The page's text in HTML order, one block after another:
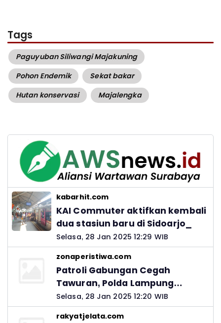
Tags
Paguyuban Siliwangi Majakuning
Pohon Endemik
Sekat bakar
Hutan konservasi
Majalengka
kabarhit.com
KAI Commuter aktifkan kembali
dua stasiun baru di Sidoarjo_
Selasa, 28 Jan 2025 12:29 WIB
zonaperistiwa.com
Patroli Gabungan Cegah
Tawuran, Polda Lampung
Ingatkan Peran Orang Tua
Selasa, 28 Jan 2025 12:20 WIB
rakyatjelata.com